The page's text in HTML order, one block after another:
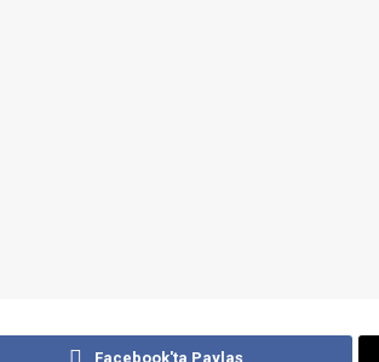
Facebook'ta Paylaş